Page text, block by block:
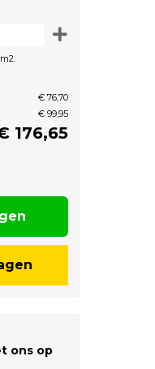
€ 76,70
€ 99,95
176,65
ons op